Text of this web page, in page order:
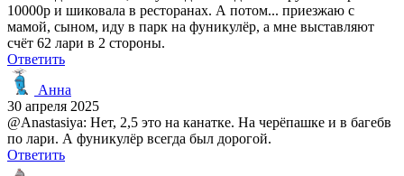
10000р и шиковала в ресторанах. А потом... приезжаю с
мамой, сыном, иду в парк на фуникулёр, а мне выставляют
счёт 62 лари в 2 стороны.
Ответить
Анна
30 апреля 2025
@Anastasiya: Нет, 2,5 это на канатке. На черёпашке и в багебв
по лари. А фуникулёр всегда был дорогой.
Ответить